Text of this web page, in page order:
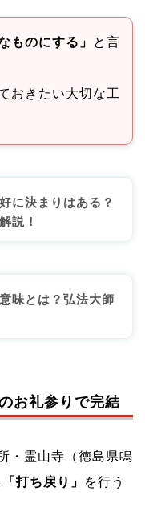
ものにする」
と言
おきたい大切な工
に決まりはある？
説！
味とは？弘法大師
お礼参りで完結
・霊山寺（徳島県鳴
「打ち戻り」
を行う